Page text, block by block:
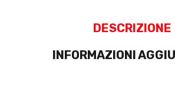
DESCRIZIONE
INFORMAZIONI